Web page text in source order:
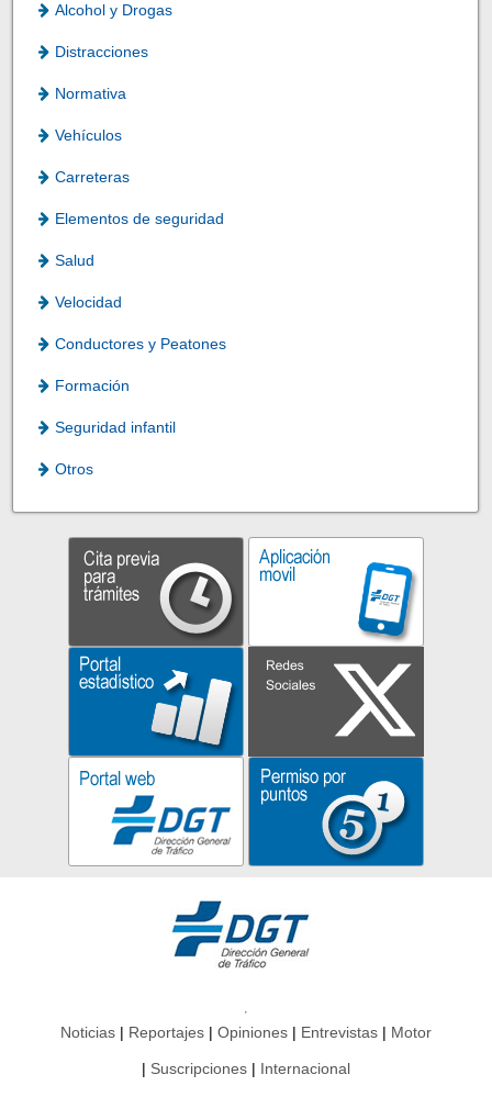
Alcohol y Drogas
Distracciones
Normativa
Vehículos
Carreteras
Elementos de seguridad
Salud
Velocidad
Conductores y Peatones
Formación
Seguridad infantil
Otros
Noticias Reportajes Opiniones Entrevistas Motor
Suscripciones Internacional